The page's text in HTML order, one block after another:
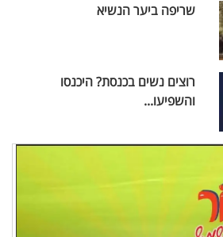
שריפה ביער הנשיא
רוצים נשים בכנסת? היכנסו
והשפיעו...